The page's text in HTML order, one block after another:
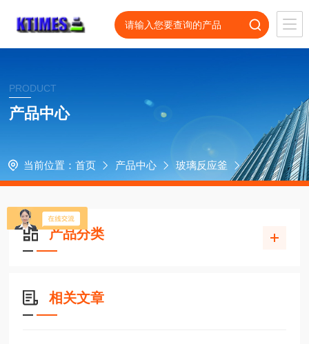
PRODUCT
产品中心
当前位置： 首页 产品中心 玻璃反应釜
产品分类
相关文章